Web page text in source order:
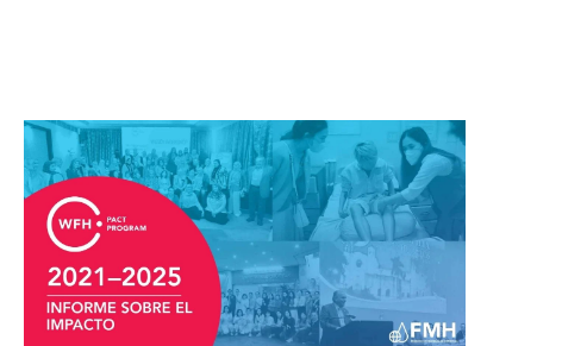
al consejo directivo de la FMH y la